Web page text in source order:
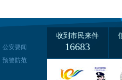
公安要闻
预警防范
收到市民来件
16683